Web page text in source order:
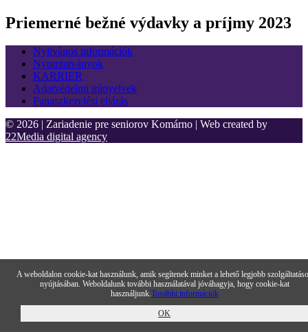
Priemerné bežné výdavky a príjmy 2023
Nyilvános információk
Nyomtatványok
KARRIER
Adatvédelmi irányelvek
Panaszkezelési eljárás
© 2026 | Zariadenie pre seniorov Komárno | Web created by
22Media digital agency
A weboldalon cookie-kat használunk, amik segítenek minket a lehető legjobb
nyújtásában. Weboldalunk további használatával jóváhagyja, hogy cookie-kat
használjunk.További információk
OK